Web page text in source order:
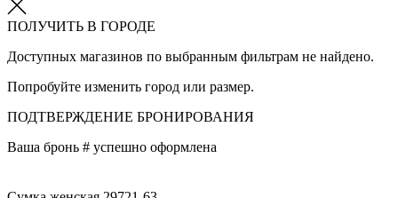
ПОЛУЧИТЬ В ГОРОДЕ
Доступных магазинов по выбранным фильтрам не найдено.
Попробуйте изменить город или размер.
ПОДТВЕРЖДЕНИЕ БРОНИРОВАНИЯ
Ваша бронь # успешно оформлена